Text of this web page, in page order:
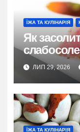
ЇЖА ТА КУЛІНАРІЯ
Як
ЛИП 29, 2026
ЇЖА ТА КУЛІНАРІЯ